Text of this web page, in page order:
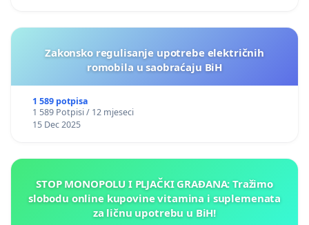
Zakonsko regulisanje upotrebe električnih
romobila u saobraćaju BiH
1 589 potpisa
1 589 Potpisi / 12 mjeseci
15 Dec 2025
STOP MONOPOLU I PLJAČKI GRAĐANA: Tražimo
slobodu online kupovine vitamina i suplemenata
za ličnu upotrebu u BiH!